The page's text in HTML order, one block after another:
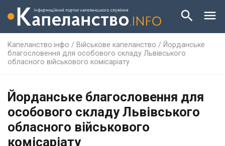
Капеланство.інфо / Військове капеланство / Йорданське
благословення для особового складу Львівського
обласного військового комісаріату
Йорданське благословення для
особового складу Львівського
обласного військового
комісаріату